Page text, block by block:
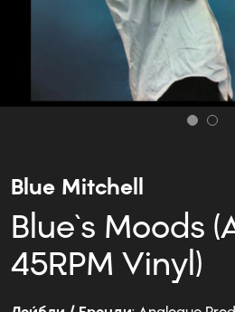
Blue Mitchell
Blue`s Moods
45RPM Vinyl)